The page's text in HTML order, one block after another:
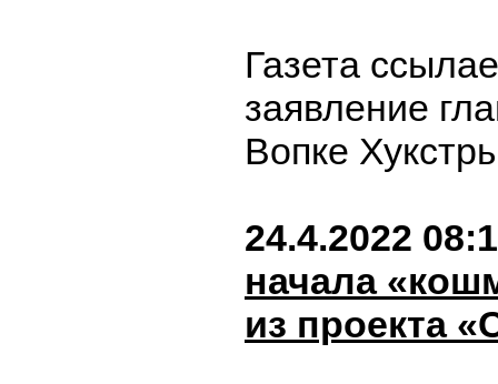
Газета
заявление
Вопке
24.4.2022
начала
из проекта